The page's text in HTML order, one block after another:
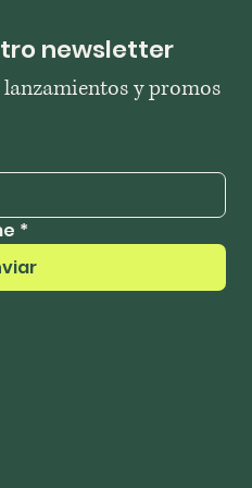
newsletter
y promos
*